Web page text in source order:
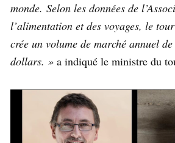
monde. Selon les données de
l’alimentation et des voyages, le
crée un volume de marché annuel
dollars. » a indiqué le ministre du